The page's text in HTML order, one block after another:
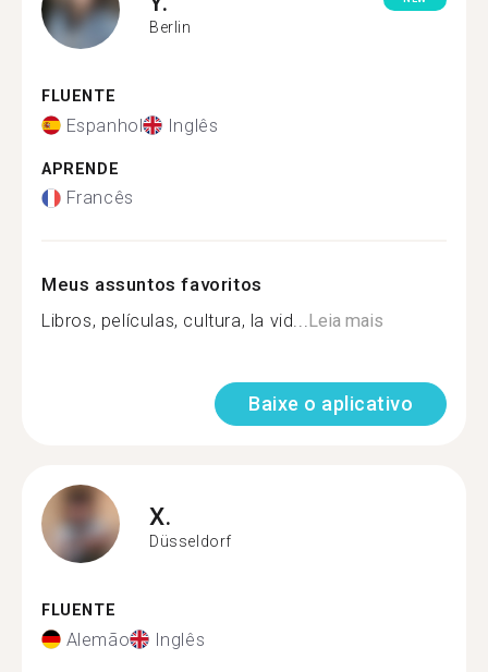
Berlin
FLUENTE
Espanhol Inglês
APRENDE
Francês
Meus assuntos favoritos
Libros, películas, cultura, la vid...Leia mais
Baixe o aplicativo
X.
Düsseldorf
FLUENTE
Alemão Inglês